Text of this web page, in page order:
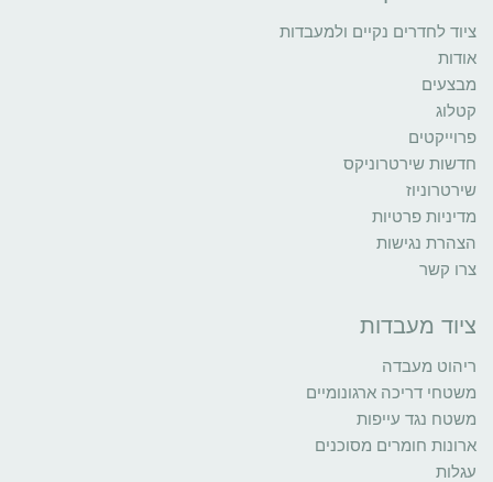
ציוד לחדרים נקיים ולמעבדות
אודות
מבצעים
קטלוג
פרוייקטים
חדשות שירטרוניקס
שירטרוניוז
מדיניות פרטיות
הצהרת נגישות
צרו קשר
ציוד מעבדות
ריהוט מעבדה
משטחי דריכה ארגונומיים
משטח נגד עייפות
ארונות חומרים מסוכנים
עגלות